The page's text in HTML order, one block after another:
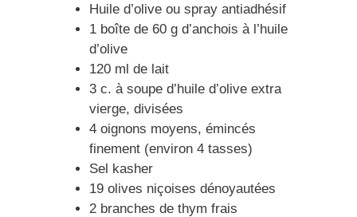
Huile d’olive ou spray antiadhésif
1 boîte de 60 g d’anchois à l’huile
d’olive
120 ml de lait
3 c. à soupe d’huile d’olive extra
vierge, divisées
4 oignons moyens, émincés
finement (environ 4 tasses)
Sel kasher
19 olives niçoises dénoyautées
2 branches de thym frais